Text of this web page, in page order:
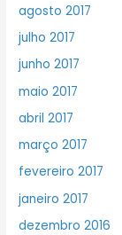
agosto 2017
julho 2017
junho 2017
maio 2017
abril 2017
março 2017
fevereiro 2017
janeiro 2017
dezembro 2016